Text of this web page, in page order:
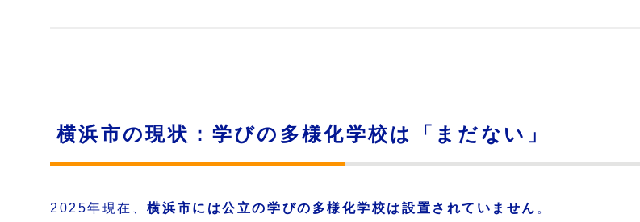
横浜市の現状：学びの多様化学校は「まだない」
2025年現在、横浜市には公立の学びの多様化学校は設置されていません 。